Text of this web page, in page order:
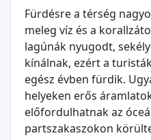
Fürdésre a térség
meleg víz és a
lagúnák nyugodt,
kínálnak, ezért a
egész évben fürdik.
helyeken erős
előfordulhatnak az
partszakaszokon